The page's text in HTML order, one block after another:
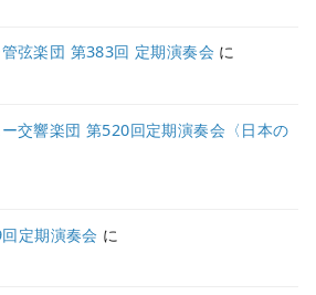
弦楽団 第383回 定期演奏会 に
交響楽団 第520回定期演奏会〈日本の
定期演奏会 に